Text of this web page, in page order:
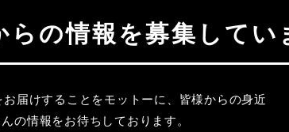
らの情報を募集してい
届けすることをモットーに、皆様からの身近
の情報をお待ちしております。